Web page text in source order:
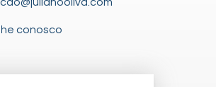
conosco